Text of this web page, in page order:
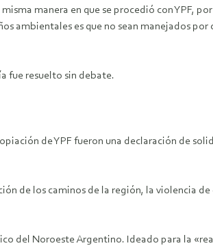
manera en que se procedió con YPF,
ambientales es que no sean manejados por
fue resuelto sin debate.
de YPF fueron una declaración de
de los caminos de la región, la violencia de
del Noroeste Argentino. Ideado para la